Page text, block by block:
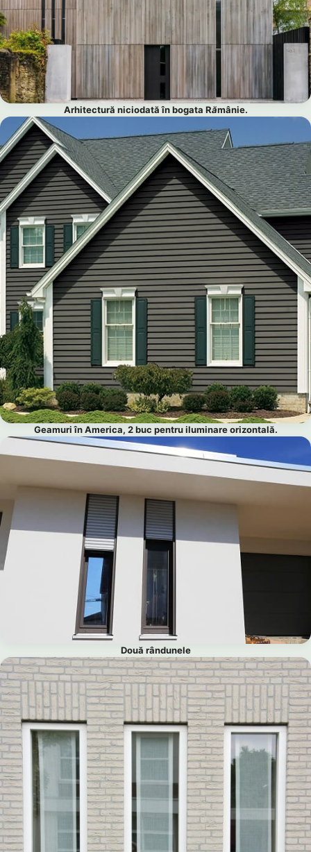
Arhitectură niciodată în bogata Rămânie.
Geamuri în America, 2 buc pentru iluminare orizontală.
Două rândunele